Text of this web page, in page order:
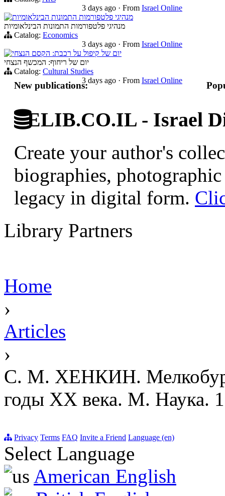
3 days ago · From Israel Online
מנהיגי פלטפורמות התמונות הבינלאומיות
מנהיגי פלטפורמות התמונות הבינלאומיות
Catalog: Economics
3 days ago · From Israel Online
יום של קיפול על רכבת: הקסם הנצחי
יום של ריחוף: המכשף הנצחי
Catalog: Cultural Studies
3 days ago · From Israel Online
New publications:
ELIB.CO.IL - Israel
Create your author's
biographies,
legacy in digital form.
Library Partners
Home
›
Articles
›
С. М. ХЕНКИН.
годы XX века. М. Наука.
Privacy Terms FAQ Invite a Friend Language (en)
Select Language
American English